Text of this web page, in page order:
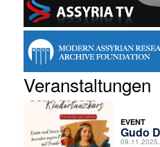
Veranstaltungen
EVENT
Gudo
09.11.2025,